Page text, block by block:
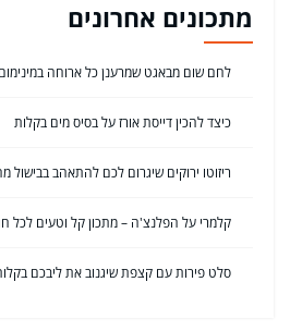
מתכונים אחרונים
לחם שום מבאגט שמרענן כל ארוחה במינימום effort
כיצד להכין דייסת אורז על בסיס מים בקלות
ריזוטו ירוקים שיגרום לכם להתאהב בבישול
קלמרי על הפלנצ'ה – מתכון קל וטעים לכל
סלט פירות עם קצפת שיגנוב את ליבכם